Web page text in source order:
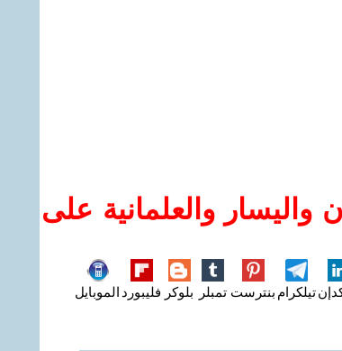
والعلمانية على
تيلكرام بنترست تمبلر بلوكر فليبورد الموبايل